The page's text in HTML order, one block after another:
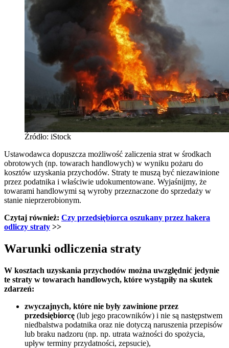
Źródło: iStock
Ustawodawca dopuszcza możliwość zaliczenia strat w środkach
obrotowych (np. towarach handlowych) w wyniku pożaru do
kosztów uzyskania przychodów. Straty te muszą być niezawinione
przez podatnika i właściwie udokumentowane. Wyjaśnijmy, że
towarami handlowymi są wyroby przeznaczone do sprzedaży w
stanie nieprzerobionym.
Czytaj również: Czy przedsiębiorca oszukany przez hakera
odliczy straty >>
Warunki odliczenia straty
W kosztach uzyskania przychodów można uwzględnić jedynie
te straty w towarach handlowych, które wystąpiły na skutek
zdarzeń:
zwyczajnych, które nie były zawinione przez
przedsiębiorcę (lub jego pracowników) i nie są następstwem
niedbalstwa podatnika oraz nie dotyczą naruszenia przepisów
lub braku nadzoru (np. np. utrata ważności do spożycia,
upływ terminy przydatności, zepsucie),